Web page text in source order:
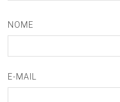
NOME
E-MAIL